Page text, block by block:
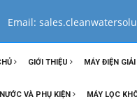
Email:
GIỚI THIỆU MÁY ĐIỆN
VÀ PHỤ KIỆN MÁY LỌC